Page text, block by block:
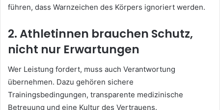
führen, dass Warnzeichen des Körpers ignoriert werden.
2. Athletinnen brauchen Schutz,
nicht nur Erwartungen
Wer Leistung fordert, muss auch Verantwortung
übernehmen. Dazu gehören sichere
Trainingsbedingungen, transparente medizinische
Betreuung und eine Kultur des Vertrauens.